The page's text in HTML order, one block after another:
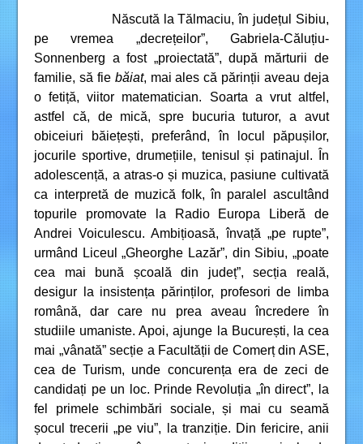
Născută la Tălmaciu, în județul Sibiu,
pe vremea „decrețeilor”, Gabriela-Căluțiu-
Sonnenberg a fost „proiectată”, după mărturii de
familie, să fie băiat, mai ales că părinții aveau deja
o fetiță, viitor matematician. Soarta a vrut altfel,
astfel că, de mică, spre bucuria tuturor, a avut
obiceiuri băiețești, preferând, în locul păpușilor,
jocurile sportive, drumețiile, tenisul și patinajul. În
adolescență, a atras-o și muzica, pasiune cultivată
ca interpretă de muzică folk, în paralel ascultând
topurile promovate la Radio Europa Liberă de
Andrei Voiculescu. Ambițioasă, învață „pe rupte”,
urmând Liceul „Gheorghe Lazăr”, din Sibiu, „poate
cea mai bună școală din județ”, secția reală,
desigur la insistența părinților, profesori de limba
română, dar care nu prea aveau încredere în
studiile umaniste. Apoi, ajunge la București, la cea
mai „vânată” secție a Facultății de Comerț din ASE,
cea de Turism, unde concurența era de zeci de
candidați pe un loc. Prinde Revoluția „în direct”, la
fel primele schimbări sociale, și mai cu seamă
șocul trecerii „pe viu”, la tranziție. Din fericire, anii